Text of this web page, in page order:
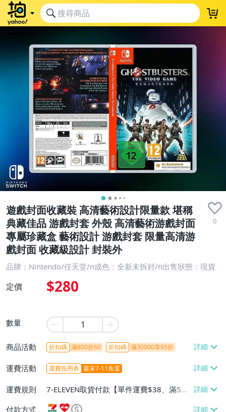
遊戲封面收藏裝 高清藝術設計限量款 堪稱
典藏佳品 游戲封套 外殼 高清藝術游戲封面
專屬珍藏盒 藝術設計 游戲封套 限量高清游
戲封面 收藏級設計 封裝外
0
品牌：Nintendo/任天堂/n成色：全新未拆封/n出售狀態：現貨
定價 $280
數量
商品活動 折扣碼 滿800折60 折扣碼 滿30000享95折
運費活動 運費抵用券 週末7-11免運
運費規則
7-ELEVEN取貨付款【單件運費$38、滿5件
或消費滿$1299免運費】、7-ELEVEN取貨
付款方式